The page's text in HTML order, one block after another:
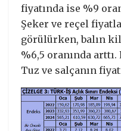
fiyatında ise %9
Şeker ve reçel
görülürken, balın
%6,5 oranında
Tuz ve salçanın